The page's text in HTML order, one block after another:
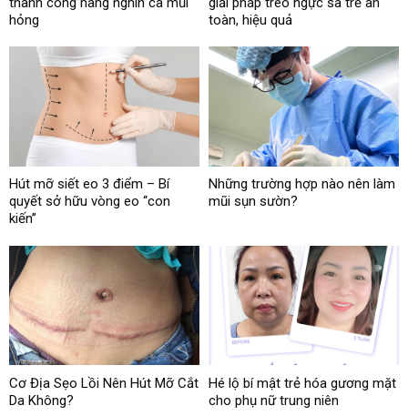
hỏng
toàn, hiệu quả
Hút mỡ siết eo 3 điểm – Bí
quyết sở hữu vòng eo “con
kiến”
Những trường hợp nào nên làm
mũi sụn sườn?
Cơ Địa Sẹo Lồi Nên Hút Mỡ Cắt
Da Không?
Hé lộ bí mật trẻ hóa gương mặt
cho phụ nữ trung niên